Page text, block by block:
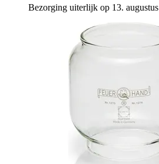
Bezorging uiterlijk op 13. augustus